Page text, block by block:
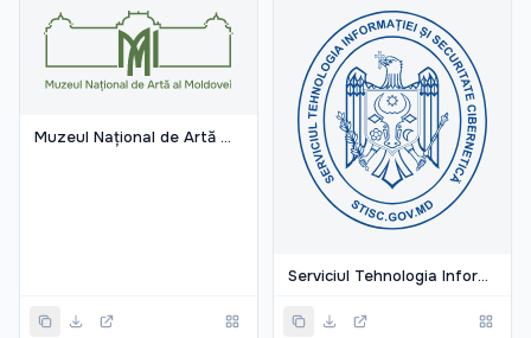
Muzeul Național de Artă Moldovei
Serviciul Tehnologia Informației și securitatea cibernetică